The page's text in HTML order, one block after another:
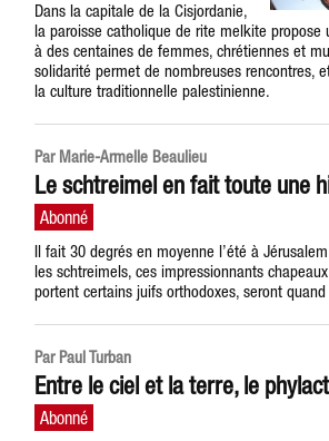
Dans la capitale de la Cisjordanie,
la paroisse catholique de rite melkite propose
à des centaines de femmes, chrétiennes et
solidarité permet de nombreuses rencontres,
la culture traditionnelle palestinienne.
Par Marie-Armelle Beaulieu
Le schtreimel en fait toute une
Il fait 30 degrés en moyenne l’été à
les schtreimels, ces impressionnants
portent certains juifs orthodoxes, seront
Par Paul Turban
Entre le ciel et la terre, le